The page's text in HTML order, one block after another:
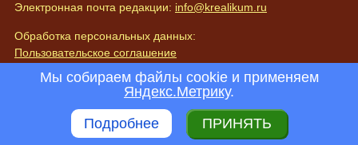
Электронная почта редакции: info@krealikum.ru
Обработка персональных данных:
Пользовательское соглашение
Политика конфиденциальности
Реклама на проекте
Поиск по сайту
Мы собираем файлы cookie и применяем
Яндекс.Метрику.
Подробнее
ПРИНЯТЬ